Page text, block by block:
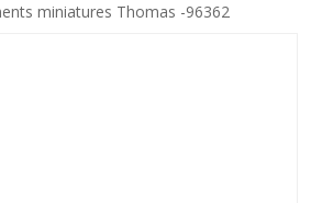
miniatures Thomas -96362